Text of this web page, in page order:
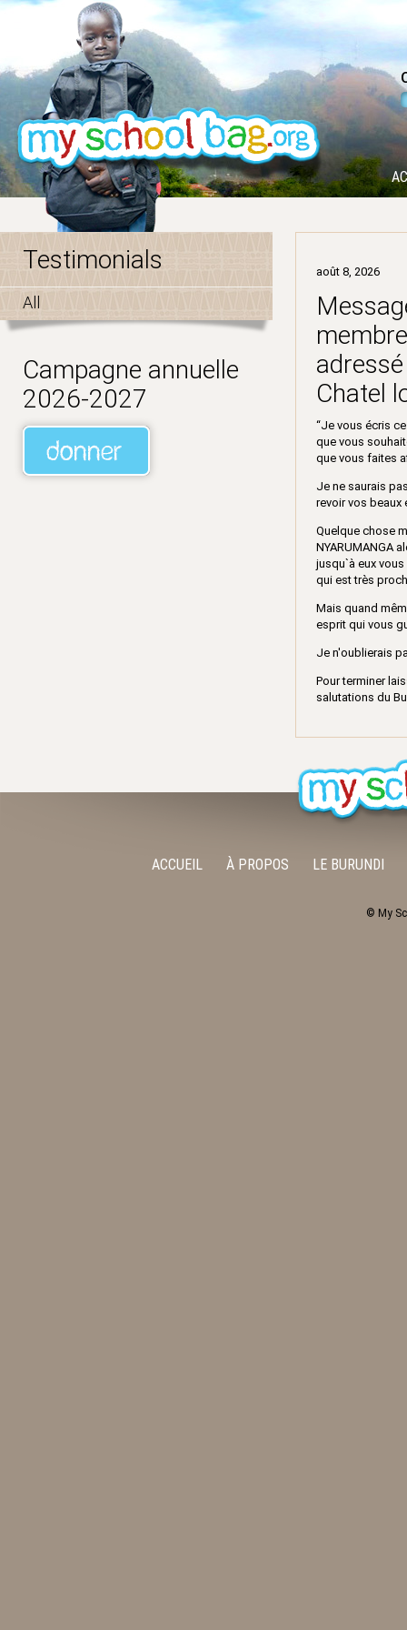
Testimonials
All
Campagne annuelle
2026-2027
août 8, 2026
Chatel
“Je vous écris
que vous
que vous faites
Je ne saurais
revoir vos beaux
Quelque chose
NYARUMANGA
jusqu`à eux
qui est très
Mais quand
esprit qui vous
Je n'oublierais
Pour terminer
salutations du
ACCUEIL À PROPOS LE BURUNDI
© My